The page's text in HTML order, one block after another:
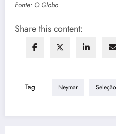
Fonte: O Globo
Share this content:
Tag Neymar Seleção